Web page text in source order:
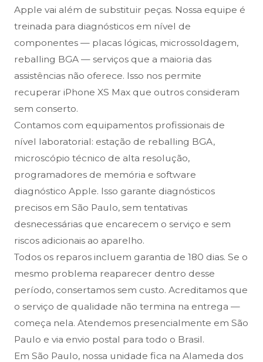
Apple vai além de substituir peças. Nossa equipe é
treinada para diagnósticos em nível de
componentes — placas lógicas, microssoldagem,
reballing BGA — serviços que a maioria das
assistências não oferece. Isso nos permite
recuperar iPhone XS Max que outros consideram
sem conserto.
Contamos com equipamentos profissionais de
nível laboratorial: estação de reballing BGA,
microscópio técnico de alta resolução,
programadores de memória e software
diagnóstico Apple. Isso garante diagnósticos
precisos em São Paulo, sem tentativas
desnecessárias que encarecem o serviço e sem
riscos adicionais ao aparelho.
Todos os reparos incluem garantia de 180 dias. Se o
mesmo problema reaparecer dentro desse
período, consertamos sem custo. Acreditamos que
o serviço de qualidade não termina na entrega —
começa nela. Atendemos presencialmente em São
Paulo e via envio postal para todo o Brasil.
Em São Paulo, nossa unidade fica na Alameda dos